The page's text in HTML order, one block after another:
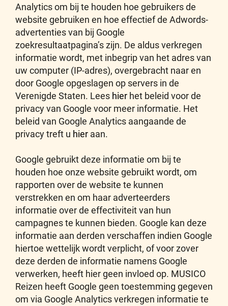
Analytics om bij te houden hoe gebruikers de
website gebruiken en hoe effectief de Adwords-
advertenties van bij Google
zoekresultaatpagina’s zijn. De aldus verkregen
informatie wordt, met inbegrip van het adres van
uw computer (IP-adres), overgebracht naar en
door Google opgeslagen op servers in de
Verenigde Staten. Lees hier het beleid voor de
privacy van Google voor meer informatie. Het
beleid van Google Analytics aangaande de
privacy treft u hier aan.
Google gebruikt deze informatie om bij te
houden hoe onze website gebruikt wordt, om
rapporten over de website te kunnen
verstrekken en om haar adverteerders
informatie over de effectiviteit van hun
campagnes te kunnen bieden. Google kan deze
informatie aan derden verschaffen indien Google
hiertoe wettelijk wordt verplicht, of voor zover
deze derden de informatie namens Google
verwerken, heeft hier geen invloed op. MUSICO
Reizen heeft Google geen toestemming gegeven
om via Google Analytics verkregen informatie te